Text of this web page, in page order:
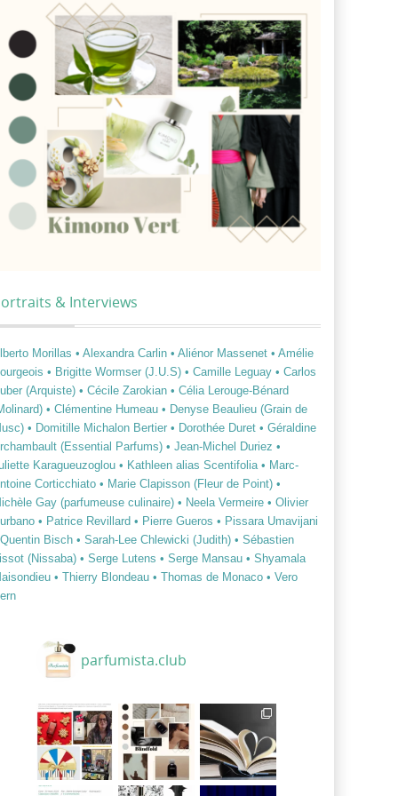
& Interviews
Morillas • Alexandra Carlin • Aliénor Massenet • Amélie
• Brigitte Wormser (J.U.S) • Camille Leguay • Carlos
(Arquiste) • Cécile Zarokian • Célia Lerouge-Bénard
• Clémentine Humeau • Denyse Beaulieu (Grain de
• Domitille Michalon Bertier • Dorothée Duret • Géraldine
(Essential Parfums) • Jean-Michel Duriez •
Karagueuzoglou • Kathleen alias Scentifolia • Marc-
Corticchiato • Marie Clapisson (Fleur de Point) •
Gay (parfumeuse culinaire) • Neela Vermeire • Olivier
• Patrice Revillard • Pierre Gueros • Pissara Umavijani
Bisch • Sarah-Lee Chlewicki (Judith) • Sébastien
(Nissaba) • Serge Lutens • Serge Mansau • Shyamala
• Thierry Blondeau • Thomas de Monaco • Vero
parfumista.club